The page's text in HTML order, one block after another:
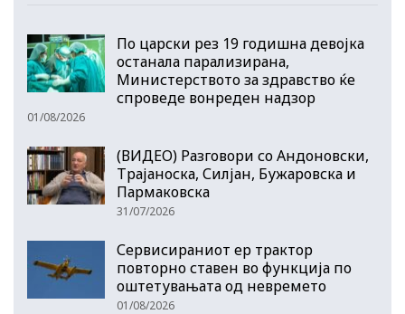
По царски рез 19 годишна девојка
останала парализирана,
Министерството за здравство ќе
спроведе вонреден надзор
01/08/2026
(ВИДЕО) Разговори со Андоновски,
Трајаноска, Силјан, Бужаровска и
Пармаковска
31/07/2026
Сервисираниот ер трактор
повторно ставен во функција по
оштетувањата од невремето
01/08/2026